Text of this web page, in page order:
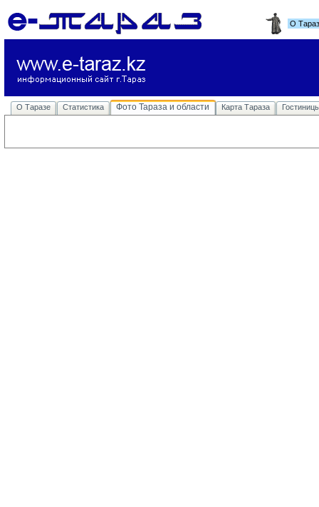
О
О Таразе Статистика Фото Тараза и области Карта Тараза